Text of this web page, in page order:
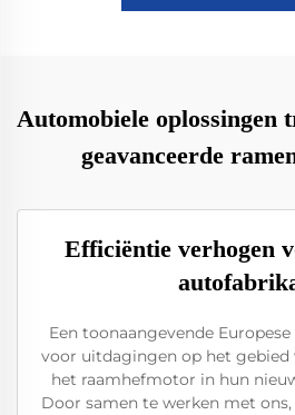
Automobiele oplossingen
geavanceerde
Efficiëntie verhogen
Een toonaangevende
voor uitdagingen op het gebied
het raamhefmotor in hun
Door samen te werken met